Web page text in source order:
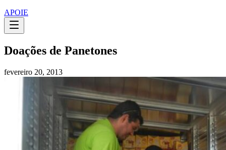
APOIE
Doações de Panetones
fevereiro 20, 2013